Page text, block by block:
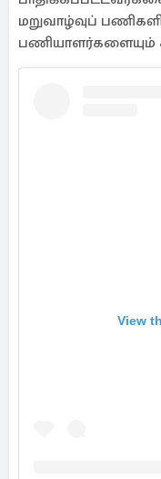
மறுவாழ்வுப்
பணியாளர்களையும்
View